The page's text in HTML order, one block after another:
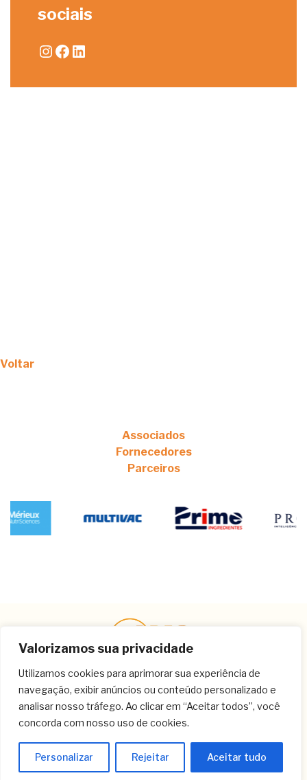
Valorizamos sua privacidade
Utilizamos cookies para aprimorar sua experiência de
navegação, exibir anúncios ou conteúdo personalizado e
analisar nosso tráfego. Ao clicar em “Aceitar todos”, você
concorda com nosso uso de cookies.
Personalizar Rejeitar Aceitar tudo
sociais
Instagram
Facebook
LinkedIn
Voltar
Associados
Fornecedores
Parceiros
Contato
(11) 3259-8266